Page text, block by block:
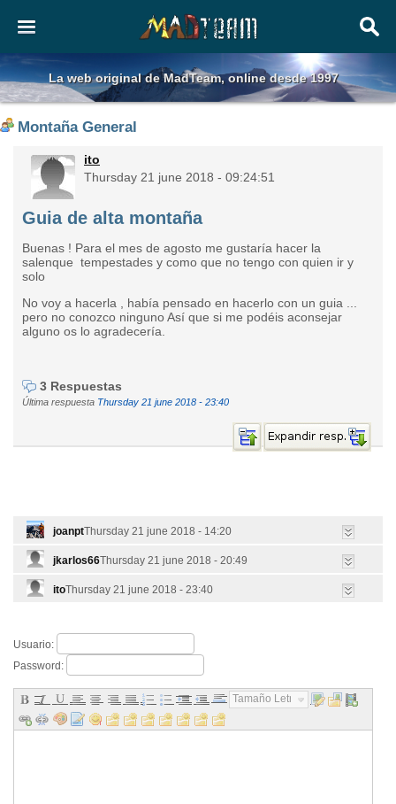
La web original de MadTeam, online desde 1997
Montaña General
ito
Thursday 21 june 2018 - 09:24:51
Guia de alta montaña
Buenas ! Para el mes de agosto me gustaría hacer la
salenque tempestades y como que no tengo con quien ir y
solo
No voy a hacerla , había pensado en hacerlo con un guia ...
pero no conozco ninguno Así que si me podéis aconsejar
alguno os lo agradecería.
3 Respuestas
Última respuesta Thursday 21 june 2018 - 23:40
joanptThursday 21 june 2018 - 14:20
jkarlos66Thursday 21 june 2018 - 20:49
itoThursday 21 june 2018 - 23:40
Usuario:
Password:
Tamaño Letra...